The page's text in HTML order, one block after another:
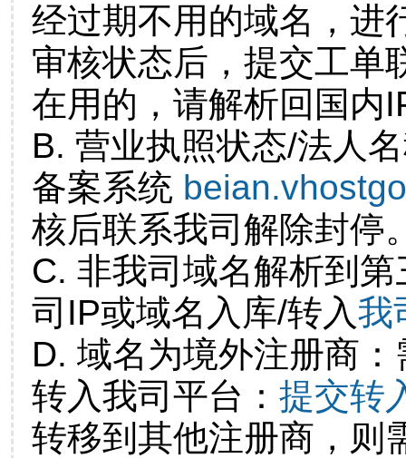
经过期不用的域名，进
审核状态后，提交工单
在用的，请解析回国内
B. 营业执照状态/法人
备案系统
核后联系我司解除封停
C. 非我司域名解析到
司IP或域名入库/转入我
D. 域名为境外注册商
转入我司平台： 提交转
转移到其他注册商，则